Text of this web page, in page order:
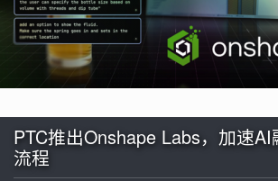
PTC推出Onshape Labs，加速
流程